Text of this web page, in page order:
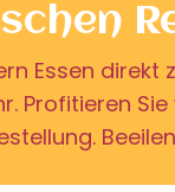
Essen direkt
Profitieren